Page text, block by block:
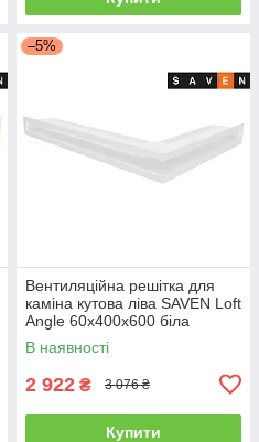
–5%
Вентиляційна решітка для
каміна кутова ліва SAVEN Loft
Angle 60х400х600 біла
В наявності
2 922 ₴ 3 076 ₴
Купити